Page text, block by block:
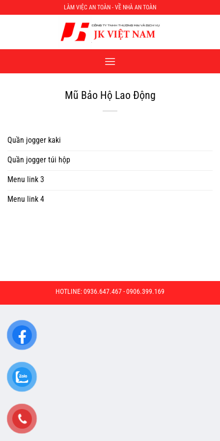
đến
LÀM VIỆC AN TOÀN - VỀ NHÀ AN TOÀN
Mũ Bảo Hộ Lao Động
Quần jogger kaki
Quần jogger túi hộp
Menu link 3
Menu link 4
HOTLINE: 0936.647.467 - 0906.399.169